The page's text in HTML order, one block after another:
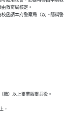
教育局核定。
函請本府警察局（以下簡稱警
職）以上畢業服畢兵役。
。